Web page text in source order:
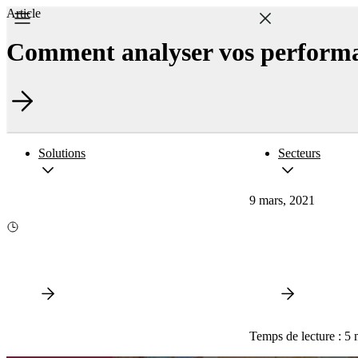
Solutions Secteurs
Article
Comment analyser vos
9 mars, 2021
Temps de lecture : 5